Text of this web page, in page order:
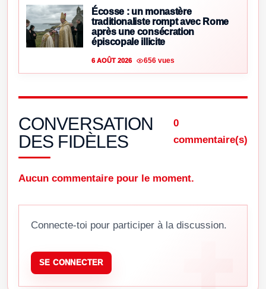
Écosse : un monastère
traditionaliste rompt avec Rome
après une consécration
épiscopale illicite
6 AOÛT 2026 656 vues
CONVERSATION
DES FIDÈLES
0
commentaire(s)
Aucun commentaire pour le moment.
Connecte-toi pour participer à la discussion.
SE CONNECTER